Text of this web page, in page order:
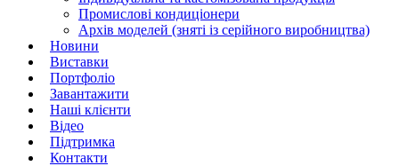
Промислові кондиціонери
Архів моделей (зняті із серійного виробництва)
Новини
Виставки
Портфоліо
Завантажити
Наші клієнти
Відео
Підтримка
Контакти